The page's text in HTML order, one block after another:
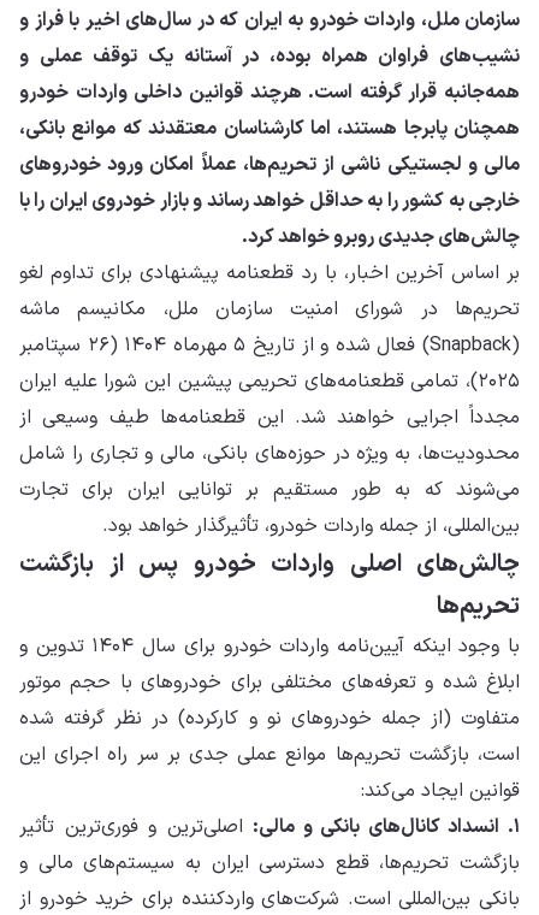
سازمان ملل، واردات خودرو به ایران که در سال‌های اخیر با فراز و
نشیب‌های فراوان همراه بوده، در آستانه یک توقف عملی و
همه‌جانبه قرار گرفته است. هرچند قوانین داخلی واردات خودرو
همچنان پابرجا هستند، اما کارشناسان معتقدند که موانع بانکی،
مالی و لجستیکی ناشی از تحریم‌ها، عملاً امکان ورود خودروهای
خارجی به کشور را به حداقل خواهد رساند و بازار خودروی ایران را با
چالش‌های جدیدی روبرو خواهد کرد.
بر اساس آخرین اخبار، با رد قطعنامه پیشنهادی برای تداوم لغو
تحریم‌ها در شورای امنیت سازمان ملل، مکانیسم ماشه
(Snapback) فعال شده و از تاریخ ۵ مهرماه ۱۴۰۴ (۲۶ سپتامبر
۲۰۲۵)، تمامی قطعنامه‌های تحریمی پیشین این شورا علیه ایران
مجدداً اجرایی خواهند شد. این قطعنامه‌ها طیف وسیعی از
محدودیت‌ها، به ویژه در حوزه‌های بانکی، مالی و تجاری را شامل
می‌شوند که به طور مستقیم بر توانایی ایران برای تجارت
بین‌المللی، از جمله واردات خودرو، تأثیرگذار خواهد بود.
چالش‌های اصلی واردات خودرو پس از بازگشت
تحریم‌ها
با وجود اینکه آیین‌نامه واردات خودرو برای سال ۱۴۰۴ تدوین و
ابلاغ شده و تعرفه‌های مختلفی برای خودروهای با حجم موتور
متفاوت (از جمله خودروهای نو و کارکرده) در نظر گرفته شده
است، بازگشت تحریم‌ها موانع عملی جدی بر سر راه اجرای این
قوانین ایجاد می‌کند:
۱. انسداد کانال‌های بانکی و مالی:
اصلی‌ترین و فوری‌ترین تأثیر
بازگشت تحریم‌ها، قطع دسترسی ایران به سیستم‌های مالی و
بانکی بین‌المللی است. شرکت‌های واردکننده برای خرید خودرو از